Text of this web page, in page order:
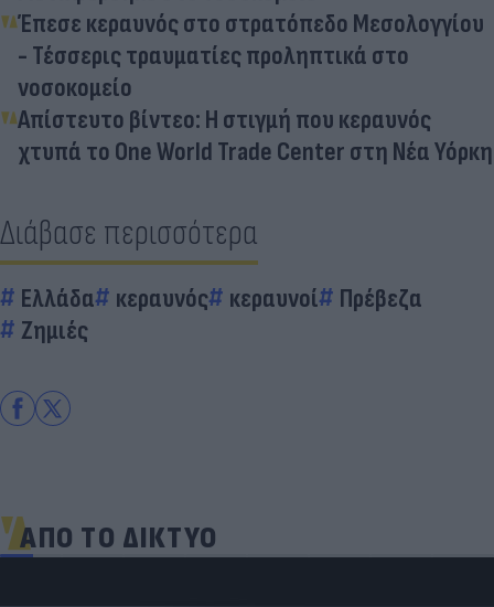
Έπεσε κεραυνός στο στρατόπεδο Μεσολογγίου
- Τέσσερις τραυματίες προληπτικά στο
νοσοκομείο
Απίστευτο βίντεο: Η στιγμή που κεραυνός
χτυπά το One World Trade Center στη Νέα Υόρκη
Διάβασε περισσότερα
Ελλάδα κεραυνός κεραυνοί
Πρέβεζα
Ζημιές
ΑΠΟ ΤΟ ΔΙΚΤΥΟ